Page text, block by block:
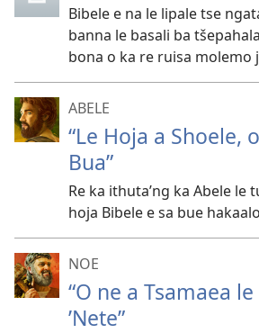
Bibele e na le lipale tse
banna le basali ba
bona o ka re ruisa molemo
ABELE
“Le Hoja a Shoele,
Bua”
Re ka ithuta’ng ka Abele le
hoja Bibele e sa bue
NOE
“O ne a Tsamaea
’Nete”